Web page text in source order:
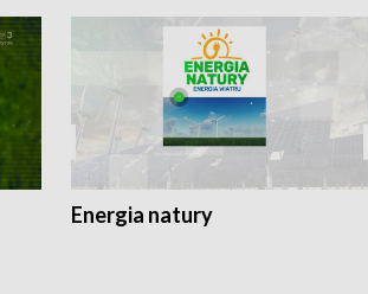
Energia natury